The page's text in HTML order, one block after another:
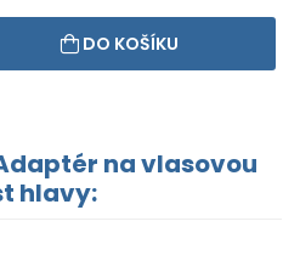
DO KOŠÍKU
na vlasovou
hlavy: